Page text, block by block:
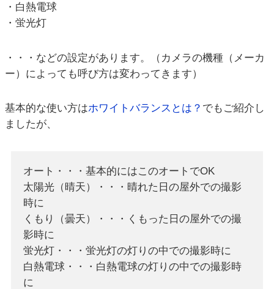
・白熱電球
・蛍光灯
・・・などの設定があります。（カメラの機種（メーカ
ー）によっても呼び方は変わってきます）
基本的な使い方はホワイトバランスとは？ でもご紹介し
ましたが、
オート・・・基本的にはこのオートでOK
太陽光（晴天）・・・晴れた日の屋外での撮影
時に
くもり（曇天）・・・くもった日の屋外での撮
影時に
蛍光灯・・・蛍光灯の灯りの中での撮影時に
白熱電球・・・白熱電球の灯りの中での撮影時
に